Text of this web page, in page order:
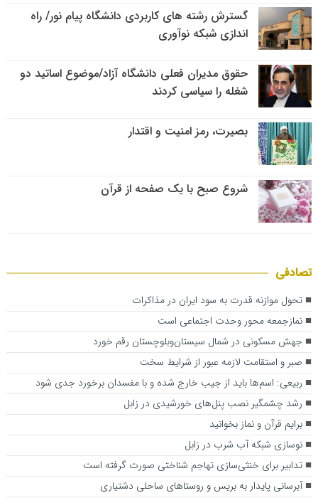
گسترش رشته های کاربردی دانشگاه پیام نور/ راه
اندازی شبکه نوآوری
حقوق مدیران فعلی دانشگاه آزاد/موضوع اساتید دو
شغله را سیاسی کردند
بصیرت، رمز امنیت و اقتدار
شروع صبح با یک صفحه از قرآن
تصادفی
تحول موازنه قدرت به سود ایران در مذاکرات
نمازجمعه محور وحدت اجتماعی است
جهش مسکونی در شمال سیستان‌وبلوچستان رقم خورد
صبر و استقامت لازمه عبور از شرایط سخت
ربیعی: اسم‌ها باید از جیب خارج شده و با مفسدان برخورد جدی شود
رشد چشمگیر نصب پنل‌های خورشیدی در زابل
برایم قرآن و نماز بخوانید
نوسازی شبکه آب شرب در زابل
تدابیر برای خنثی‌سازی تهاجم شناختی صورت گرفته است
آبرسانی پایدار به بریس و روستاهای ساحلی دشتیاری